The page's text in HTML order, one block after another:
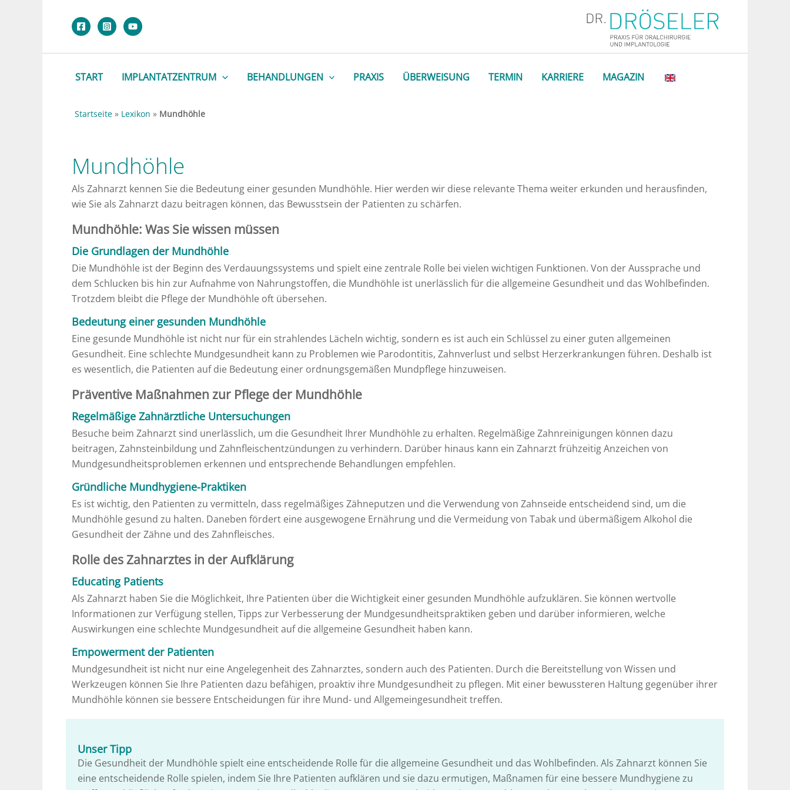
START IMPLANTATZENTRUM BEHANDLUNGEN PRAXIS ÜBERWEISUNG TERMIN KARRIERE MAGAZIN
Startseite » Lexikon » Mundhöhle
Mundhöhle
Als Zahnarzt kennen Sie die Bedeutung einer gesunden Mundhöhle. Hier werden wir diese relevante Thema weiter erkunden und herausfinden,
wie Sie als Zahnarzt dazu beitragen können, das Bewusstsein der Patienten zu schärfen.
Mundhöhle: Was Sie wissen müssen
Die Grundlagen der Mundhöhle
Die Mundhöhle ist der Beginn des Verdauungssystems und spielt eine zentrale Rolle bei vielen wichtigen Funktionen. Von der Aussprache und
dem Schlucken bis hin zur Aufnahme von Nahrungstoffen, die Mundhöhle ist unerlässlich für die allgemeine Gesundheit und das Wohlbefinden.
Trotzdem bleibt die Pflege der Mundhöhle oft übersehen.
Bedeutung einer gesunden Mundhöhle
Eine gesunde Mundhöhle ist nicht nur für ein strahlendes Lächeln wichtig, sondern es ist auch ein Schlüssel zu einer guten allgemeinen
Gesundheit. Eine schlechte Mundgesundheit kann zu Problemen wie Parodontitis, Zahnverlust und selbst Herzerkrankungen führen. Deshalb ist
es wesentlich, die Patienten auf die Bedeutung einer ordnungsgemäßen Mundpflege hinzuweisen.
Präventive Maßnahmen zur Pflege der Mundhöhle
Regelmäßige Zahnärztliche Untersuchungen
Besuche beim Zahnarzt sind unerlässlich, um die Gesundheit Ihrer Mundhöhle zu erhalten. Regelmäßige Zahnreinigungen können dazu
beitragen, Zahnsteinbildung und Zahnfleischentzündungen zu verhindern. Darüber hinaus kann ein Zahnarzt frühzeitig Anzeichen von
Mundgesundheitsproblemen erkennen und entsprechende Behandlungen empfehlen.
Gründliche Mundhygiene-Praktiken
Es ist wichtig, den Patienten zu vermitteln, dass regelmäßiges Zähneputzen und die Verwendung von Zahnseide entscheidend sind, um die
Mundhöhle gesund zu halten. Daneben fördert eine ausgewogene Ernährung und die Vermeidung von Tabak und übermäßigem Alkohol die
Gesundheit der Zähne und des Zahnfleisches.
Rolle des Zahnarztes in der Aufklärung
Educating Patients
Als Zahnarzt haben Sie die Möglichkeit, Ihre Patienten über die Wichtigkeit einer gesunden Mundhöhle aufzuklären. Sie können wertvolle
Informationen zur Verfügung stellen, Tipps zur Verbesserung der Mundgesundheitspraktiken geben und darüber informieren, welche
Auswirkungen eine schlechte Mundgesundheit auf die allgemeine Gesundheit haben kann.
Empowerment der Patienten
Mundgesundheit ist nicht nur eine Angelegenheit des Zahnarztes, sondern auch des Patienten. Durch die Bereitstellung von Wissen und
Werkzeugen können Sie Ihre Patienten dazu befähigen, proaktiv ihre Mundgesundheit zu pflegen. Mit einer bewussteren Haltung gegenüber ihrer
Mundhöhle können sie bessere Entscheidungen für ihre Mund- und Allgemeingesundheit treffen.
Unser Tipp
Die Gesundheit der Mundhöhle spielt eine entscheidende Rolle für die allgemeine Gesundheit und das Wohlbefinden. Als Zahnarzt können Sie
eine entscheidende Rolle spielen, indem Sie Ihre Patienten aufklären und sie dazu ermutigen, Maßnamen für eine bessere Mundhygiene zu